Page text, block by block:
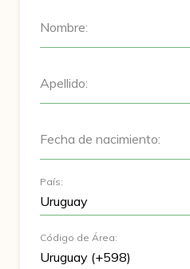
Nombre:
Apellido:
Fecha de nacimiento:
País:
Código de Área: